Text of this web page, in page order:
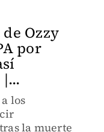
Ozzy
por
los
la muerte